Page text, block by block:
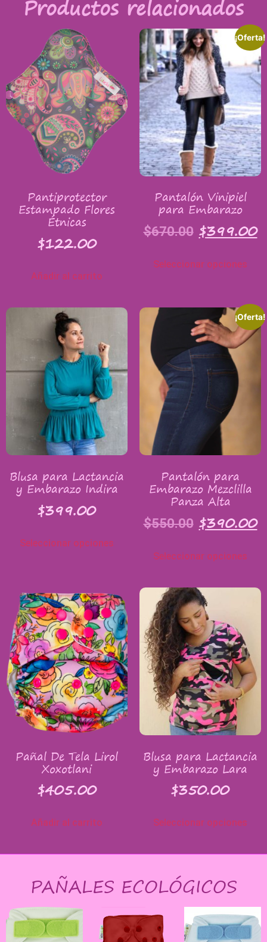
Productos relacionados
Pantiprotector
Estampado Flores
Étnicas
$122.00
Añadir al carrito
¡Oferta!
Pantalón Vinipiel
para Embarazo
$670.00 $399.00
Seleccionar opciones
Blusa para Lactancia
y Embarazo Indira
$399.00
Seleccionar opciones
¡Oferta!
Pantalón para
Embarazo Mezclilla
Panza Alta
$550.00 $390.00
Seleccionar opciones
Pañal De Tela Lirol
Xoxotlani
$405.00
Añadir al carrito
Blusa para Lactancia
y Embarazo Lara
$350.00
Seleccionar opciones
PAÑALES ECOLÓGICOS